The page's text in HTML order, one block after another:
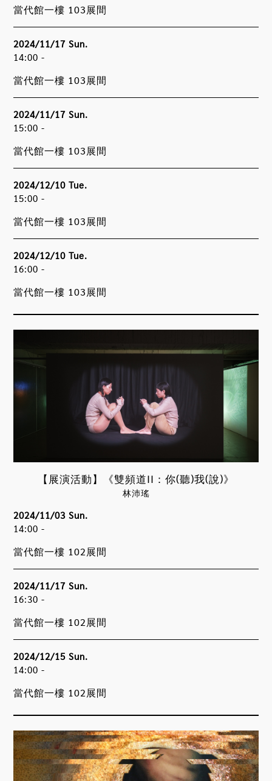
當代館一樓 103展間
當代館一樓 103展間
2024/11/17 Sun.
14:00 -
當代館一樓 103展間
2024/11/17 Sun.
15:00 -
當代館一樓 103展間
2024/12/10 Tue.
15:00 -
當代館一樓 103展間
2024/12/10 Tue.
16:00 -
【展演活動】《雙頻道II：你(聽)我(說)》
林沛瑤
當代館一樓 102展間
2024/11/03 Sun.
14:00 -
當代館一樓 102展間
2024/11/17 Sun.
16:30 -
當代館一樓 102展間
2024/12/15 Sun.
14:00 -